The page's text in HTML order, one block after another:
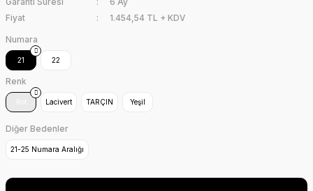
Fiyat
1.454,54 TL + KDV
Numara
21 22
Renk
Lacivert TARÇIN Yeşil
Diğer Bedenler
21-25 Numara Aralığı